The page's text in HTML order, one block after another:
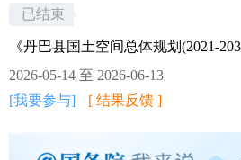
群众及关心我县国有资产
管理工作的社会各界人
士。 三、意见反馈方式 1.
电子邮件:请将反馈意见发
邮件主题请注明“丹巴县融
已结束
2026-05-14 至 2026-06-13
[我要参与]
[ 结果反馈 ]